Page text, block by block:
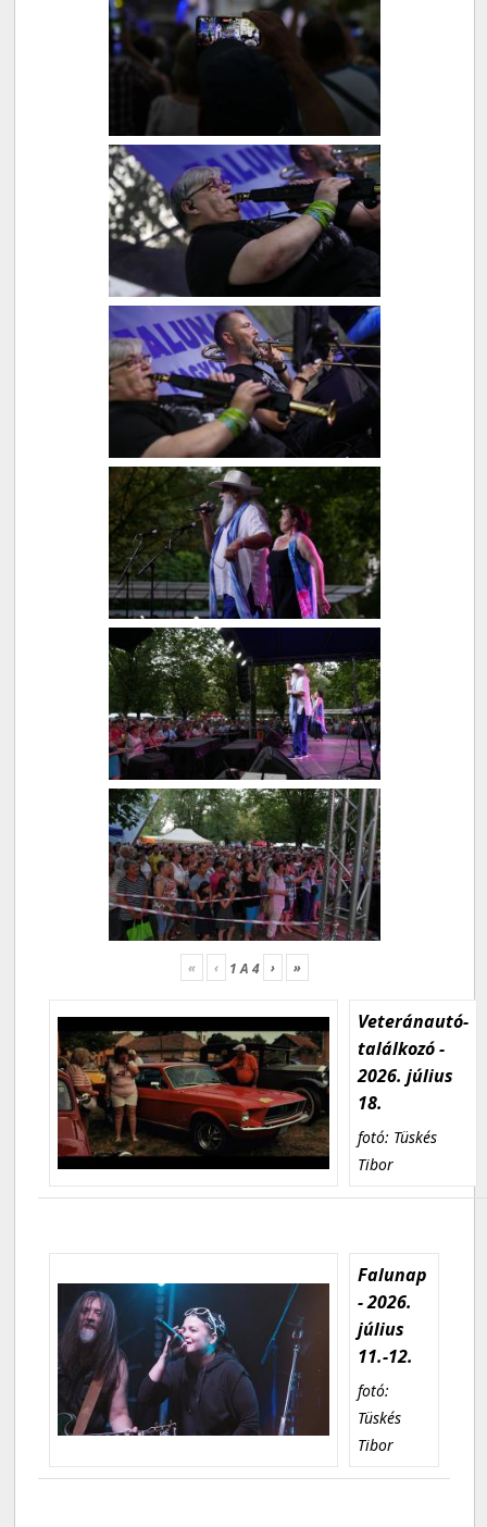
« ‹ 1A 4 › »
Veteránautó-
találkozó -
2026. július
18.
fotó: Tüskés
Tibor
Falunap
- 2026.
július
11.-12.
fotó:
Tüskés
Tibor